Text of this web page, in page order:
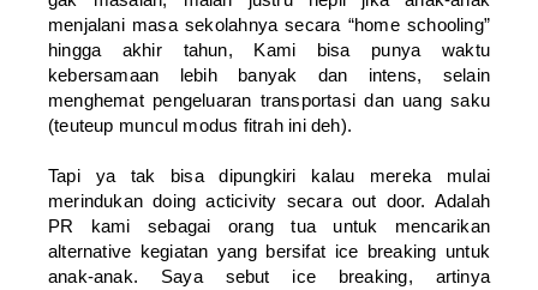
menjalani masa sekolahnya secara “home schooling”
hingga akhir tahun, Kami bisa punya waktu
kebersamaan lebih banyak dan intens, selain
menghemat pengeluaran transportasi dan uang saku
(teuteup muncul modus fitrah ini deh).
Tapi ya tak bisa dipungkiri kalau mereka mulai
merindukan doing acticivity secara out door. Adalah
PR kami sebagai orang tua untuk mencarikan
alternative kegiatan yang bersifat ice breaking untuk
anak-anak. Saya sebut ice breaking, artinya